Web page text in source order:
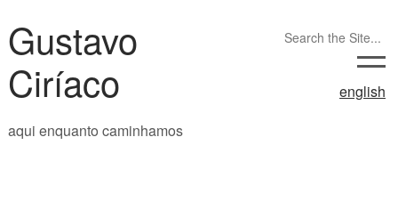
Gustavo
Ciríaco
english
aqui enquanto caminhamos